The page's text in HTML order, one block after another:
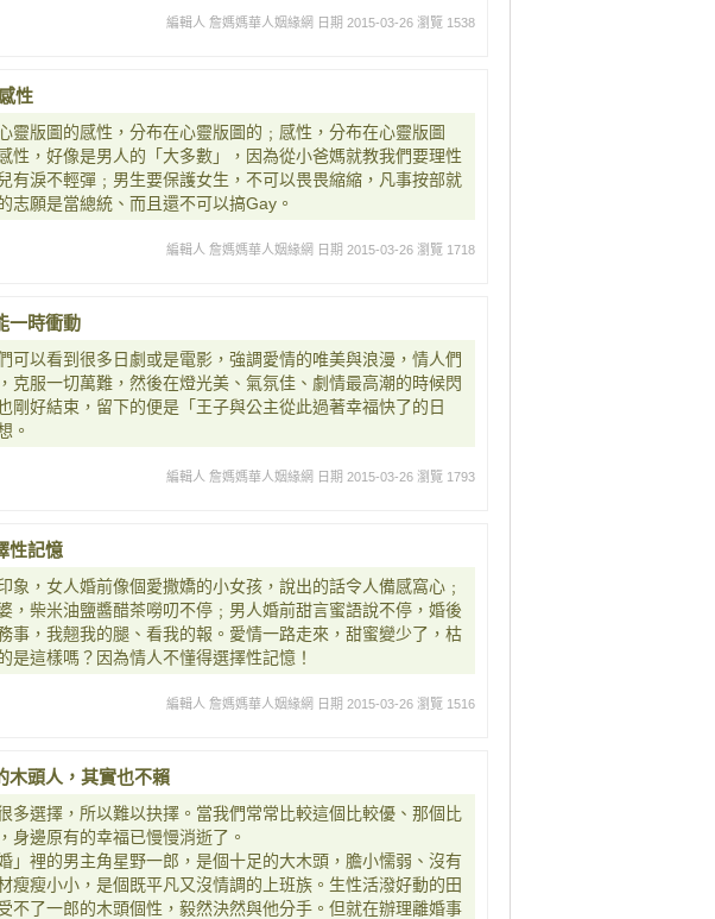
編輯人 詹媽媽華人姻緣網 日期 2015-03-26 瀏覽 1538
性
靈版圖的感性，分布在心靈版圖的﹔感性，分布在心靈版圖
性，好像是男人的「大多數」，因為從小爸媽就教我們要理性
有淚不輕彈﹔男生要保護女生，不可以畏畏縮縮，凡事按部就
志願是當總統、而且還不可以搞Gay。
編輯人 詹媽媽華人姻緣網 日期 2015-03-26 瀏覽 1718
一時衝動
可以看到很多日劇或是電影，強調愛情的唯美與浪漫，情人們
克服一切萬難，然後在燈光美、氣氛佳、劇情最高潮的時候閃
剛好結束，留下的便是「王子與公主從此過著幸福快了的日
。
編輯人 詹媽媽華人姻緣網 日期 2015-03-26 瀏覽 1793
性記憶
象，女人婚前像個愛撒嬌的小女孩，說出的話令人備感窩心﹔
，柴米油鹽醬醋茶嘮叨不停﹔男人婚前甜言蜜語說不停，婚後
事，我翹我的腿、看我的報。愛情一路走來，甜蜜變少了，枯
是這樣嗎？因為情人不懂得選擇性記憶！
編輯人 詹媽媽華人姻緣網 日期 2015-03-26 瀏覽 1516
木頭人，其實也不賴
多選擇，所以難以抉擇。當我們常常比較這個比較優、那個比
身邊原有的幸福已慢慢消逝了。
」裡的男主角星野一郎，是個十足的大木頭，膽小懦弱、沒有
瘦瘦小小，是個既平凡又沒情調的上班族。生性活潑好動的田
不了一郎的木頭個性，毅然決然與他分手。但就在辦理離婚事